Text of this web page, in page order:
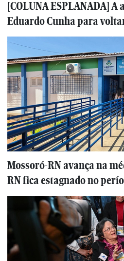
[COLUNA ESPLANADA] A
Eduardo Cunha para
Mossoró-RN avança na
RN fica estagnado no